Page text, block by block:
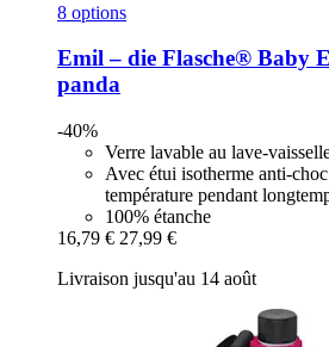
8 options
Emil – die Flasche® Baby
panda
-40%
Verre lavable au lave-
Avec étui isotherme anti-
température pendant
100% étanche
16,79 € 27,99 €
Livraison jusqu'au 14 août